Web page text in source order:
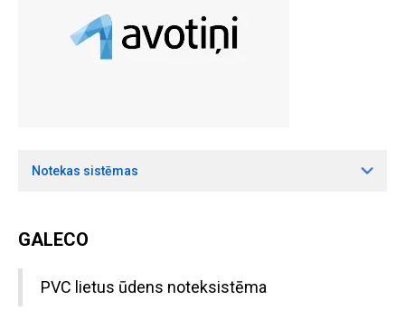
Notekas sistēmas
GALECO
PVC lietus ūdens noteksistēma